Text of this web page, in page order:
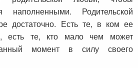
наполненными. Родительской
достаточно. Есть те, в ком ее
есть те, кто мало чем может
момент в силу своего